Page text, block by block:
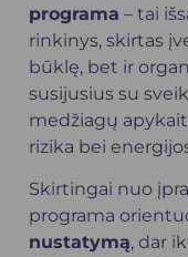
programa – tai
rinkinys, skirtas
būklę, bet ir
susijusius su
medžiagų
rizika bei
Skirtingai nuo
programa
nustatymą, dar